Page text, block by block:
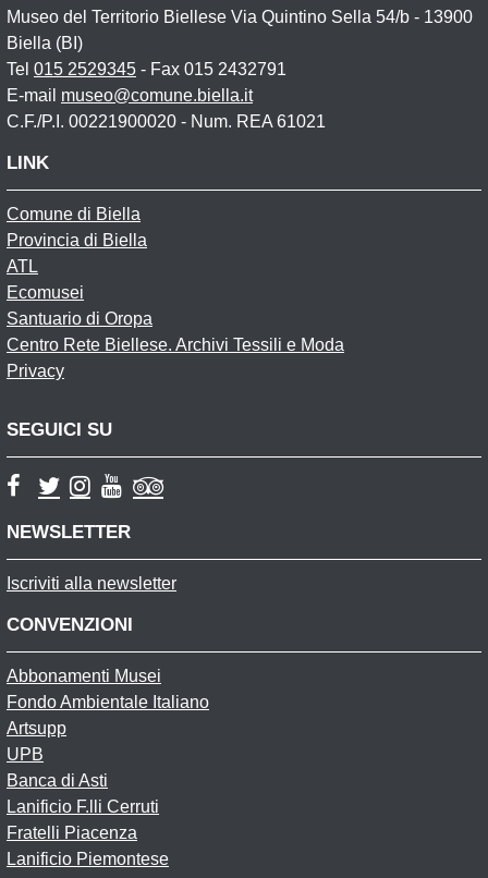
Museo del Territorio Biellese Via Quintino Sella 54/b - 13900
Biella (BI)
Tel 015 2529345 - Fax 015 2432791
E-mail museo@comune.biella.it
C.F./P.I. 00221900020 - Num. REA 61021
LINK
Comune di Biella
Provincia di Biella
ATL
Ecomusei
Santuario di Oropa
Centro Rete Biellese. Archivi Tessili e Moda
Privacy
SEGUICI SU
NEWSLETTER
Iscriviti alla newsletter
CONVENZIONI
Abbonamenti Musei
Fondo Ambientale Italiano
Artsupp
UPB
Banca di Asti
Lanificio F.lli Cerruti
Fratelli Piacenza
Lanificio Piemontese